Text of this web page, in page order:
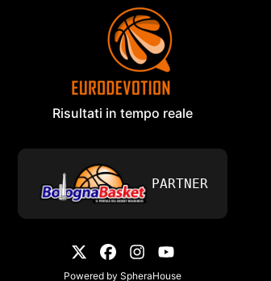
Risultati in tempo reale
PARTNER
Powered by SpheraHouse